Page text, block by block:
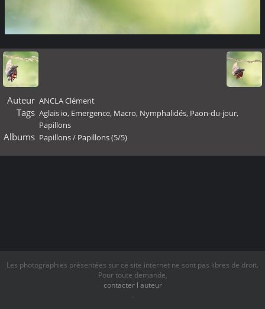
Auteur ANCLA Clément
Tags Aglais io, Emergence, Macro, Nymphalidés, Paon-du-jour,
Papillons
Albums Papillons/ Papillons (5/5)
Les photographies présentées sur ce site internet ne sont pas libres de droit.
Pour toute demande,
contacter l auteur
.